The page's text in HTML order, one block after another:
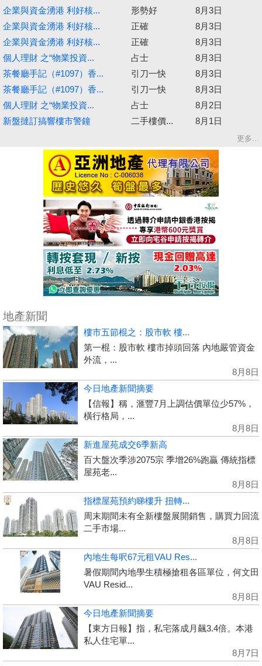
企業與資金湧港 利好核...
形勢好
8月3日
企業與資金湧港 利好核...
正確
8月3日
企業與資金湧港 利好核...
正確
8月3日
個人理財 之“物業投資...
占士
8月3日
茶餐廳手記（#1097）香...
引刀一快
8月3日
茶餐廳手記（#1097）香...
引刀一快
8月3日
個人理財 之“物業投資...
占士
8月2日
新盤撻訂搞響樓市警鐘
二手樓價... 8月1日
更多...
地產新聞
樓市五節棍之：股市軟 樓...
第一棍：股市軟 樓市掉頭回落 內地嚴管資金
外流，...
8月8日
今日地產新聞摘要
【信報】稱，滙豐7月上調估價單位少57%，
橫行格局，...
8月8日
新進屋苑成交6季新高
百大盤次季涉2075宗 季增26%跑贏 傳統指標
屋苑老...
8月8日
指標屋苑預約睇樓升 扭轉...
周末期間未有全新樓盤展開銷售，購買力回流
二手市場...
8月8日
內地生每呎67元租VAU Res...
暑假期間內地學生積極搶租各區單位，何文田
VAU Resid...
8月8日
今日地產新聞摘要
【東方日報】指，私宅落成月飆3.4倍。本港
私人住宅單...
8月7日